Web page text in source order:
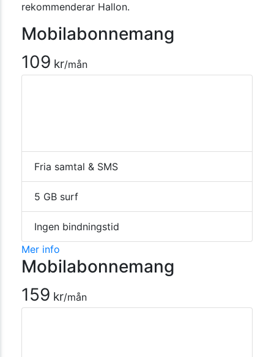
rekommenderar Hallon.
Mobilabonnemang
109 kr/mån
Fria samtal & SMS
5 GB surf
Ingen bindningstid
Mer info
Mobilabonnemang
159 kr/mån